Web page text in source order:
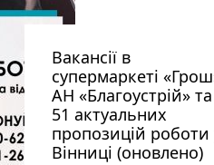
Вакансії в
супермаркеті
АН «Благоустрій» та
51 актуальних
пропозицій роботи
Вінниці (оновлено)